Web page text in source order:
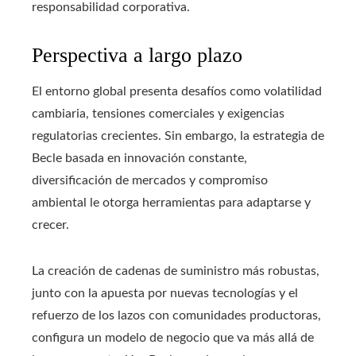
responsabilidad corporativa.
Perspectiva a largo plazo
El entorno global presenta desafíos como volatilidad
cambiaria, tensiones comerciales y exigencias
regulatorias crecientes. Sin embargo, la estrategia de
Becle basada en innovación constante,
diversificación de mercados y compromiso
ambiental le otorga herramientas para adaptarse y
crecer.
La creación de cadenas de suministro más robustas,
junto con la apuesta por nuevas tecnologías y el
refuerzo de los lazos con comunidades productoras,
configura un modelo de negocio que va más allá de